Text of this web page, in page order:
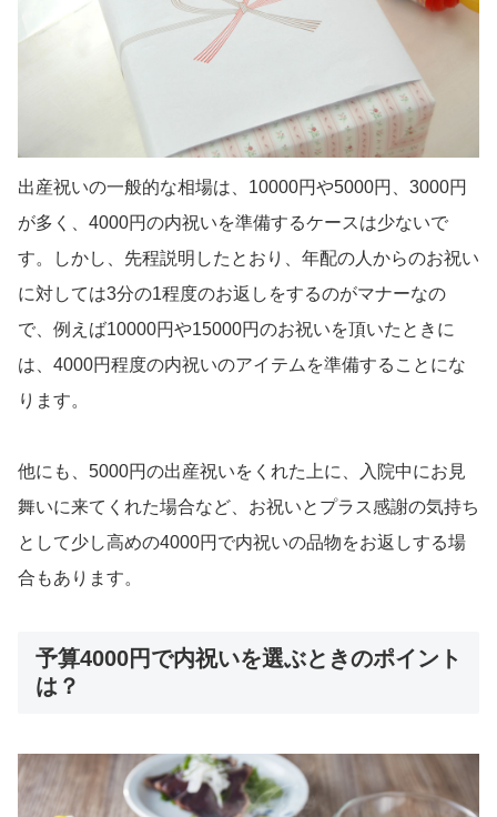
出産祝いの一般的な相場は、10000円や5000円、3000円
が多く、4000円の内祝いを準備するケースは少ないで
す。しかし、先程説明したとおり、年配の人からのお祝い
に対しては3分の1程度のお返しをするのがマナーなの
で、例えば10000円や15000円のお祝いを頂いたときに
は、4000円程度の内祝いのアイテムを準備することにな
ります。
他にも、5000円の出産祝いをくれた上に、入院中にお見
舞いに来てくれた場合など、お祝いとプラス感謝の気持ち
として少し高めの4000円で内祝いの品物をお返しする場
合もあります。
予算4000円で内祝いを選ぶときのポイント
は？